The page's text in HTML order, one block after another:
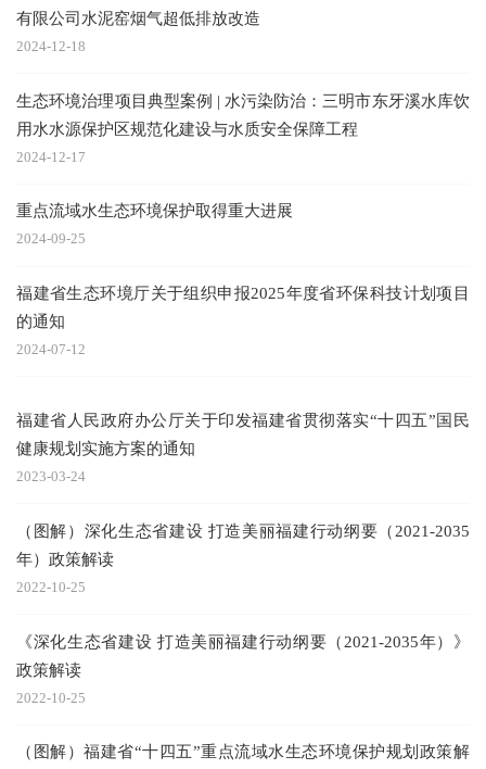
有限公司水泥窑烟气超低排放改造
2024-12-18
生态环境治理项目典型案例 | 水污染防治：三明市东牙溪水库饮
用水水源保护区规范化建设与水质安全保障工程
2024-12-17
重点流域水生态环境保护取得重大进展
2024-09-25
福建省生态环境厅关于组织申报2025年度省环保科技计划项目
的通知
2024-07-12
福建省人民政府办公厅关于印发福建省贯彻落实“十四五”国民
健康规划实施方案的通知
2023-03-24
（图解）深化生态省建设 打造美丽福建行动纲要（2021-2035
年）政策解读
2022-10-25
《深化生态省建设 打造美丽福建行动纲要（2021-2035年）》
政策解读
2022-10-25
（图解）福建省“十四五”重点流域水生态环境保护规划政策解